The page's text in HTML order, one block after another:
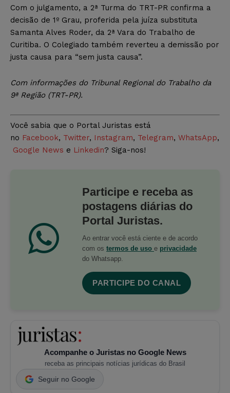
Com o julgamento, a 2ª Turma do TRT-PR confirma a
decisão de 1º Grau, proferida pela juíza substituta
Samanta Alves Roder, da 2ª Vara do Trabalho de
Curitiba. O Colegiado também reverteu a demissão por
justa causa para “sem justa causa”.
Com informações do Tribunal Regional do Trabalho da
9ª Região (TRT-PR).
Você sabia que o Portal Juristas está
no Facebook, Twitter, Instagram, Telegram, WhatsApp,
Google News e Linkedin? Siga-nos!
Participe e receba as
postagens diárias do
Portal Juristas.
Ao entrar você está ciente e de acordo
com os termos de uso e privacidade
do Whatsapp.
PARTICIPE DO CANAL
Acompanhe o Juristas no Google News
receba as principais notícias jurídicas do Brasil
Seguir no Google